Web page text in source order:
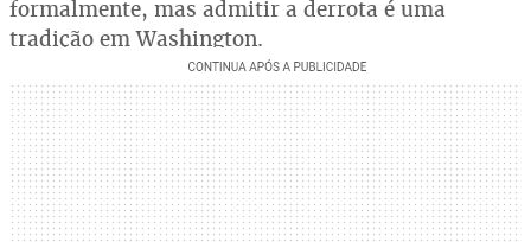
formalmente, mas admitir a derrota é uma
tradição em Washington.